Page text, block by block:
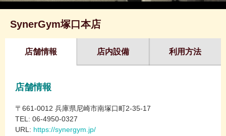
SynerGym塚口本店
店舗情報 店内設備 利用方法
店舗情報
〒661-0012 兵庫県尼崎市南塚口町2-35-17
TEL: 06-4950-0327
URL: https://synergym.jp/